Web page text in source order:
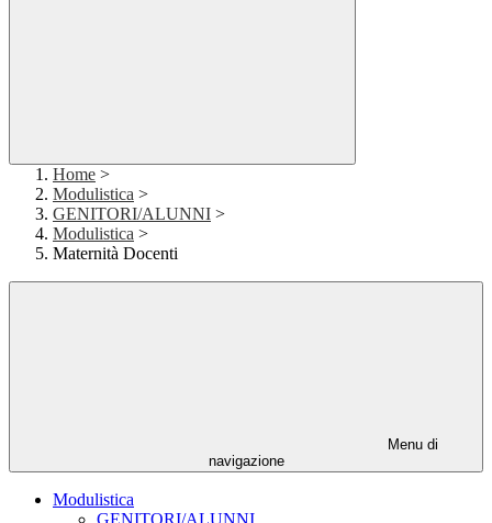
Home >
Modulistica >
GENITORI/ALUNNI >
Modulistica >
Maternità Docenti
Menu di
navigazione
Modulistica